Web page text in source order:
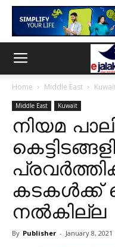
Home Middle East
Middle East Kuwait
നിയമ
നൽകില്ല
By Publisher - January 8, 2021